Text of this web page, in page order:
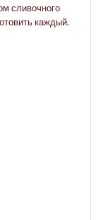
сливочного
каждый.